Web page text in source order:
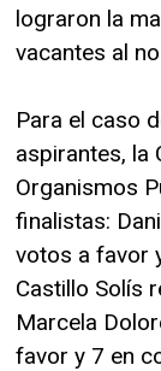
lograron la
vacantes al
Para el caso
aspirantes, la
Organismos
finalistas:
votos a favor
Castillo Solís
Marcela
favor y 7 en